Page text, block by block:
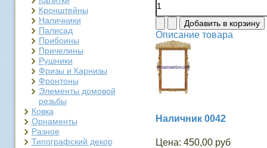
Кронштейны
Наличники
Палисад
Прибоины
Причелины
Рушники
Фризы и Карнизы
Фронтоны
Элементы домовой
резьбы
Ковка
Орнаменты
Разное
Типографский декор
Описание товара
Наличник 0042
Цена: 450,00 руб